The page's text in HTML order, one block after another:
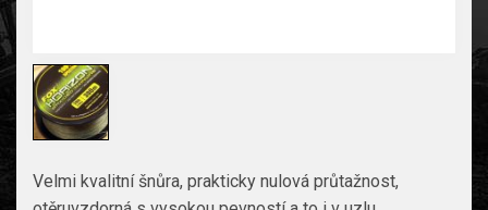
Velmi kvalitní šnůra, prakticky nulová průtažnost,